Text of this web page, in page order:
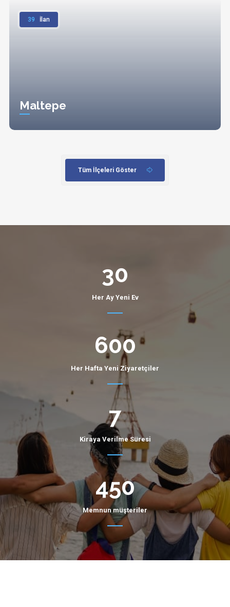
39 İlan
Maltepe
Tüm İlçeleri Göster
30
Her Ay Yeni Ev
600
Her Hafta Yeni Ziyaretçiler
7
Kiraya Verilme Süresi
450
Memnun müşteriler